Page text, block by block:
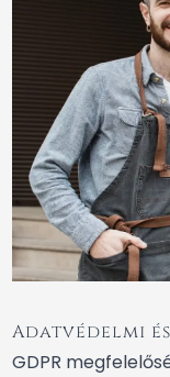
Adatvédelmi
GDPR